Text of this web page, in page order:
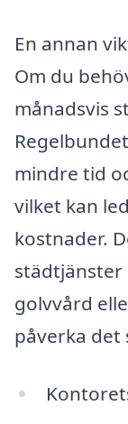
En annan
Om du
månadsvis
mindre tid
vilket kan
kostnader.
golvvård
påverka det